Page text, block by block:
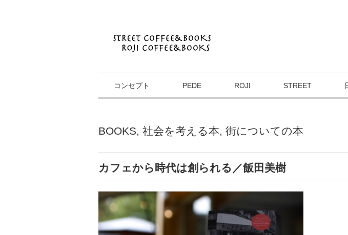
コンセプト PEDE ROJI STREET
BOOKS, 社会を考える本, 街についての本
カフェから時代は創られる／飯田美樹